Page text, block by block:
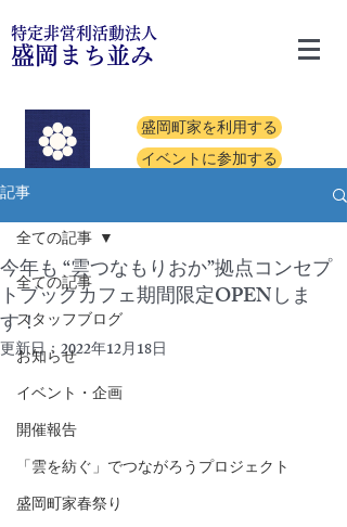
特定非営利活動法人
盛岡まち並み
盛岡町家を利用する
イベントに参加する
記事
全ての記事
スタッフブログ
お知らせ
イベント・企画
開催報告
「雲を紡ぐ」でつながろうプロジェクト
盛岡町家春祭り
全ての記事
今年も “雲つなもりおか”拠点コンセプ
トブックカフェ期間限定OPENしま
す！
更新日：2022年12月18日